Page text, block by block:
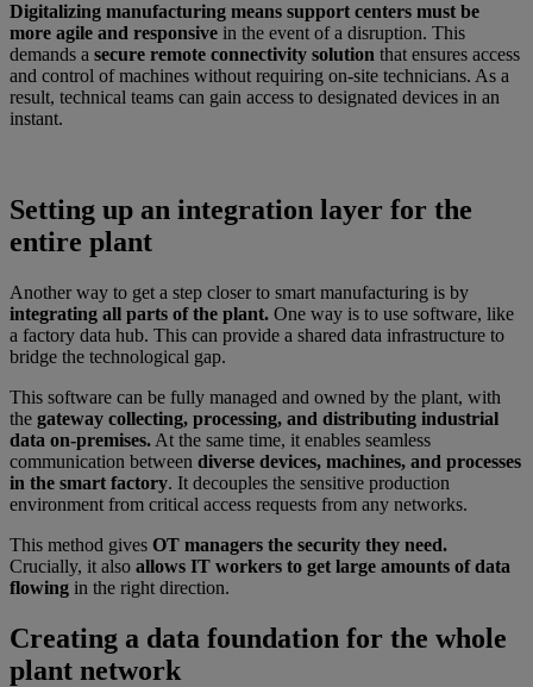
Digitalizing manufacturing means support centers must be
more agile and responsive in the event of a disruption. This
demands a secure remote connectivity solution that ensures access
and control of machines without requiring on-site technicians. As a
result, technical teams can gain access to designated devices in an
instant.
Setting up an integration layer for the
entire plant
Another way to get a step closer to smart manufacturing is by
integrating all parts of the plant. One way is to use software, like
a factory data hub. This can provide a shared data infrastructure to
bridge the technological gap.
This software can be fully managed and owned by the plant, with
the gateway collecting, processing, and distributing industrial
data on-premises. At the same time, it enables seamless
communication between diverse devices, machines, and processes
in the smart factory. It decouples the sensitive production
environment from critical access requests from any networks.
This method gives OT managers the security they need.
Crucially, it also allows IT workers to get large amounts of data
flowing in the right direction.
Creating a data foundation for the whole
plant network